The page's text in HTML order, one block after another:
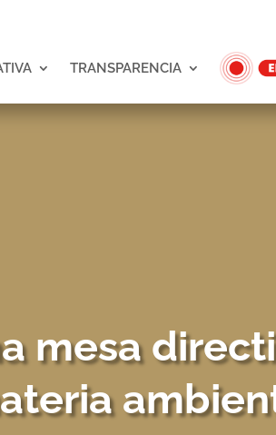
TRANSPARENCIA
mesa